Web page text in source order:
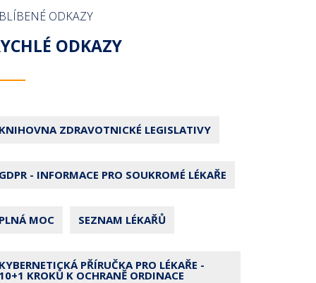
ODKAZY
ODKAZY
ZDRAVOTNICKÉ LEGISLATIVY
- INFORMACE PRO SOUKROMÉ LÉKAŘE
MOC SEZNAM LÉKAŘŮ
PŘÍRUČKA PRO LÉKAŘE -
KROKŮ K OCHRANĚ ORDINACE